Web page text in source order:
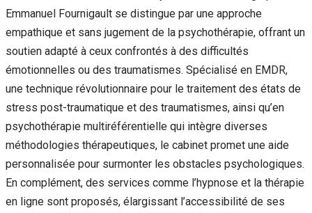
Emmanuel Fournigault se distingue par une approche
empathique et sans jugement de la psychothérapie, offrant un
soutien adapté à ceux confrontés à des difficultés
émotionnelles ou des traumatismes. Spécialisé en EMDR,
une technique révolutionnaire pour le traitement des états de
stress post-traumatique et des traumatismes, ainsi qu’en
psychothérapie multiréférentielle qui intègre diverses
méthodologies thérapeutiques, le cabinet promet une aide
personnalisée pour surmonter les obstacles psychologiques.
En complément, des services comme l’hypnose et la thérapie
en ligne sont proposés, élargissant l’accessibilité de ses